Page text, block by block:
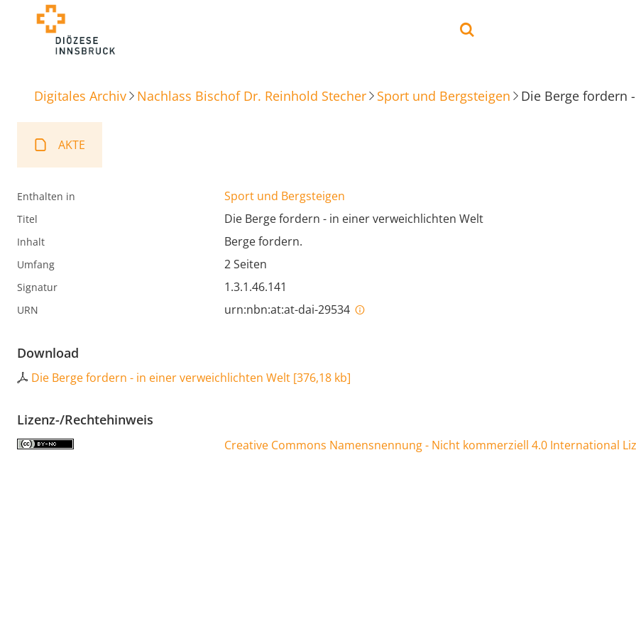
Digitales Archiv Nachlass Bischof Dr. Reinhold Stecher Sport und Bergsteigen Die Berge fordern
AKTE
Enthalten in Sport und Bergsteigen
Titel Die Berge fordern - in einer verweichlichten Welt
Inhalt Berge fordern.
Umfang 2 Seiten
Signatur 1.3.1.46.141
URN urn:nbn:at:at-dai-29534
Download
Die Berge fordern - in einer verweichlichten Welt [376,18 kb]
Lizenz-/Rechtehinweis
Creative Commons Namensnennung - Nicht kommerziell 4.0 International